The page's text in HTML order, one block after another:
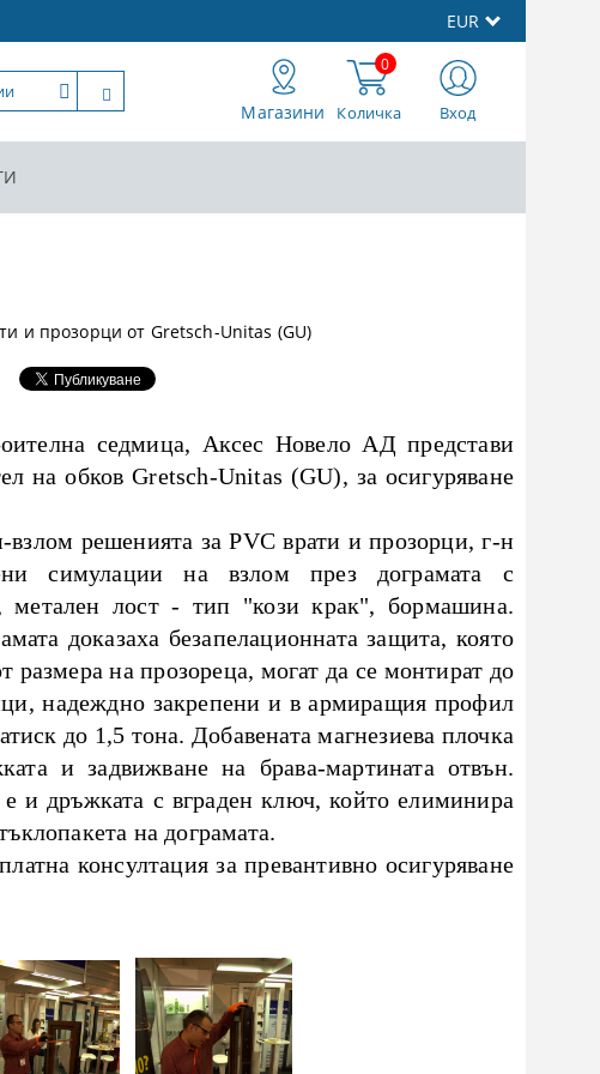
EUR
Магазини Количка
0
Вход
и прозорци от Gretsch-Unitas (GU)
седмица, Аксес Новело АД представи
на обков Gretsch-Unitas (GU), за осигуряване
решенията за PVC врати и прозорци, г-н
симулации на взлом през дограмата с
метален лост - тип "кози крак", бормашина.
доказаха безапелационната защита, която
на прозореца, могат да се монтират до
надеждно закрепени и в армиращия профил
до 1,5 тона. Добавената магнезиева плочка
и задвижване на брава-мартината отвън.
и дръжката с вграден ключ, който елиминира
на дограмата.
консултация за превантивно осигуряване